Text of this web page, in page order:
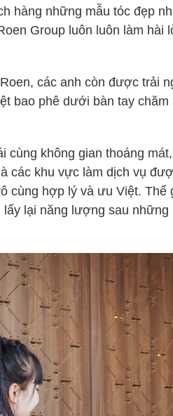
hàng những mẫu tóc đẹp
Group luôn luôn làm hài
các anh còn được trải
bao phê dưới bàn tay chăm
cùng không gian thoáng
các khu vực làm dịch vụ
cùng hợp lý và ưu Việt. Thế
lại năng lượng sau những